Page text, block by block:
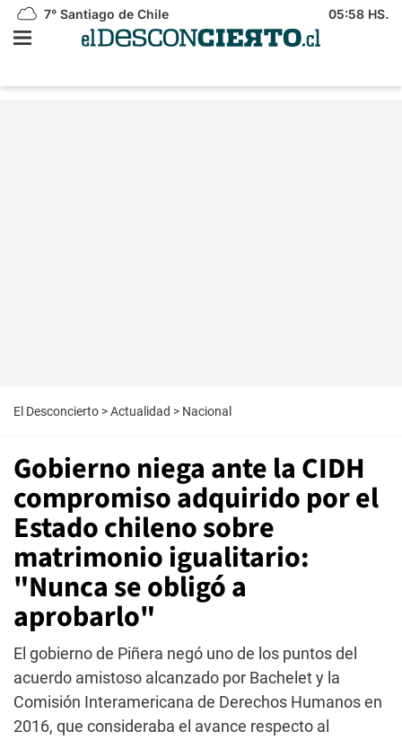
7° Santiago de Chile 05:58 HS.
El Desconcierto >Actualidad > Nacional
Gobierno niega ante la CIDH
compromiso adquirido por el
Estado chileno sobre
matrimonio igualitario:
"Nunca se obligó a
aprobarlo"
El gobierno de Piñera negó uno de los puntos del
acuerdo amistoso alcanzado por Bachelet y la
Comisión Interamericana de Derechos Humanos en
2016, que consideraba el avance respecto al